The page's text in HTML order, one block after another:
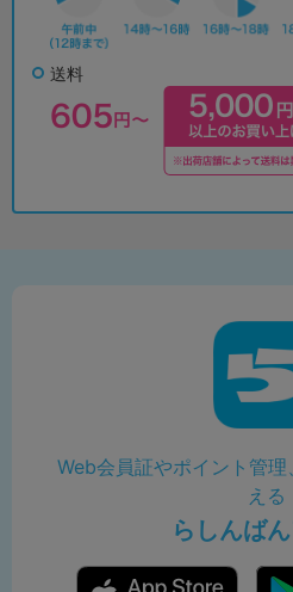
送料
Web会員証やポイント管
える
らしんば